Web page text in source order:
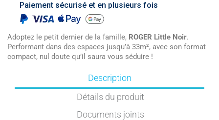
Paiement sécurisé et en plusieurs fois
Adoptez le petit dernier de la famille, ROGER Little Noir.
Performant dans des espaces jusqu’à 33m², avec son format
compact, nul doute qu’il saura vous séduire !
Description
Détails du produit
Documents joints